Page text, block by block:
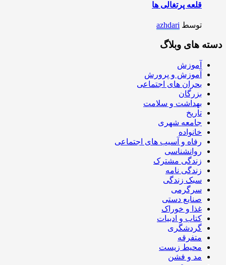
قلعه پرتغالی ها
توسط azhdari
دسته های وبلاگ
آموزش
آموزش و پرورش
بحران های اجتماعی
بزرگان
بهداشت و سلامت
تاریخ
جامعه شهری
خانواده
رفاه و آسیب های اجتماعی
روانشناسی
زندگی مشترک
زندگی نامه
سبک زندگی
سرگرمی
صنایع دستی
غذا و خوراک
کتاب و ادبیات
گردشگری
متفرقه
محیط زیست
مد و فشن